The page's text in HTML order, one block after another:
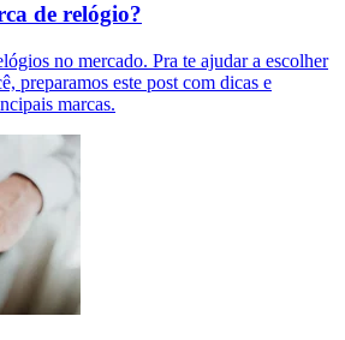
de relógio?
no mercado. Pra te ajudar a escolher
preparamos este post com dicas e
marcas.